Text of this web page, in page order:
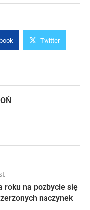
Twitter
roku na pozbycie się
naczynek